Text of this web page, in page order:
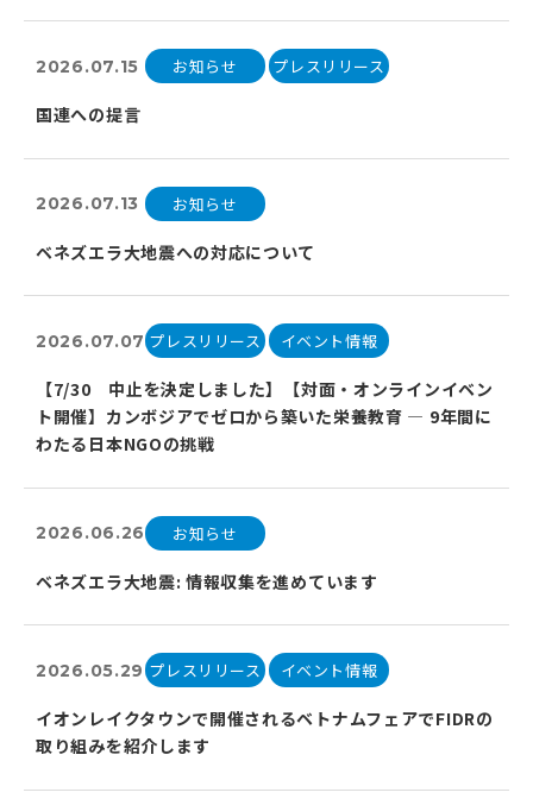
2026.07.15 お知らせ プレスリリース
国連への提言
2026.07.13 お知らせ
ベネズエラ大地震への対応について
2026.07.07 プレスリリース イベント情報
【7/30 中止を決定しました】【対面・オンラインイベン
ト開催】カンボジアでゼロから築いた栄養教育 ― 9年間に
わたる日本NGOの挑戦
2026.06.26 お知らせ
ベネズエラ大地震: 情報収集を進めています
2026.05.29 プレスリリース イベント情報
イオンレイクタウンで開催されるベトナムフェアでFIDRの
取り組みを紹介します